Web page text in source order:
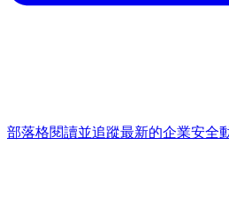
部落格閱讀並追蹤最新的企業安全